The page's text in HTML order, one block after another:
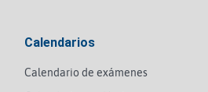
Calendarios
Calendario de exámenes